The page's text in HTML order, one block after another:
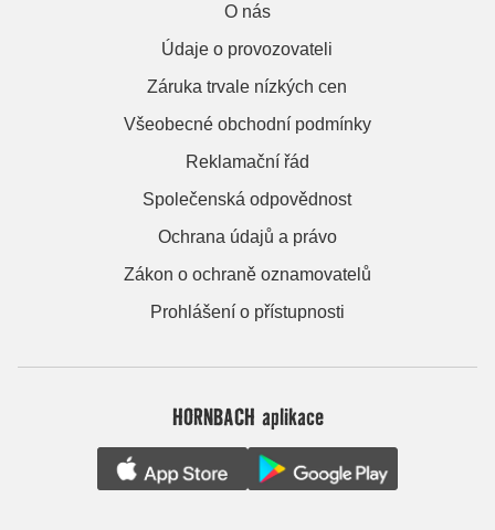
O nás
Údaje o provozovateli
Záruka trvale nízkých cen
Všeobecné obchodní podmínky
Reklamační řád
Společenská odpovědnost
Ochrana údajů a právo
Zákon o ochraně oznamovatelů
Prohlášení o přístupnosti
HORNBACH aplikace